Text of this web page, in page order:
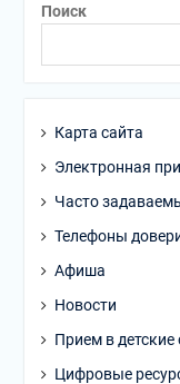
Поиск
Карта сайта
Электронная
Часто
Телефоны
Афиша
Новости
Прием в
Цифровые